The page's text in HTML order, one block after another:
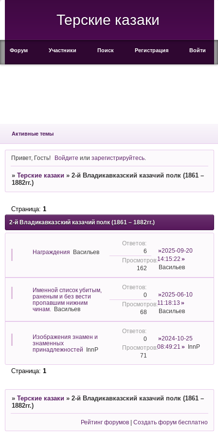
Терские казаки
Форум Участники Поиск Регистрация Войти
Активные темы
Привет, Гость! Войдите илизарегистрируйтесь
» Терские казаки » 2-й Владикавказский казачий полк (1861 –
1882гг.)
2-й Владикавказский казачий полк (1861 – 1882гг.)
Страница: 1
Награждения Васильев 6
162
2025-09-20
14:15:22
Васильев
Именной список убитым,
раненым и без вести
пропавшим нижним
чинам.
Васильев
0
68
2025-06-10
11:18:13
Васильев
Изображения знамен и
знаменных
принадлежностей
InnP
0
71
2024-10-25
08:49:21
InnP
Страница: 1
» Терские казаки » 2-й Владикавказский казачий полк (1861 –
1882гг.)
Рейтинг форумов |Создать форум бесплатно